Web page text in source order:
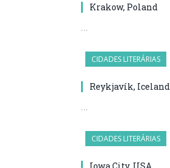
Krakow, Poland
…
CIDADES LITERÁRIAS
Reykjavík, Iceland
…
CIDADES LITERÁRIAS
Iowa City, USA